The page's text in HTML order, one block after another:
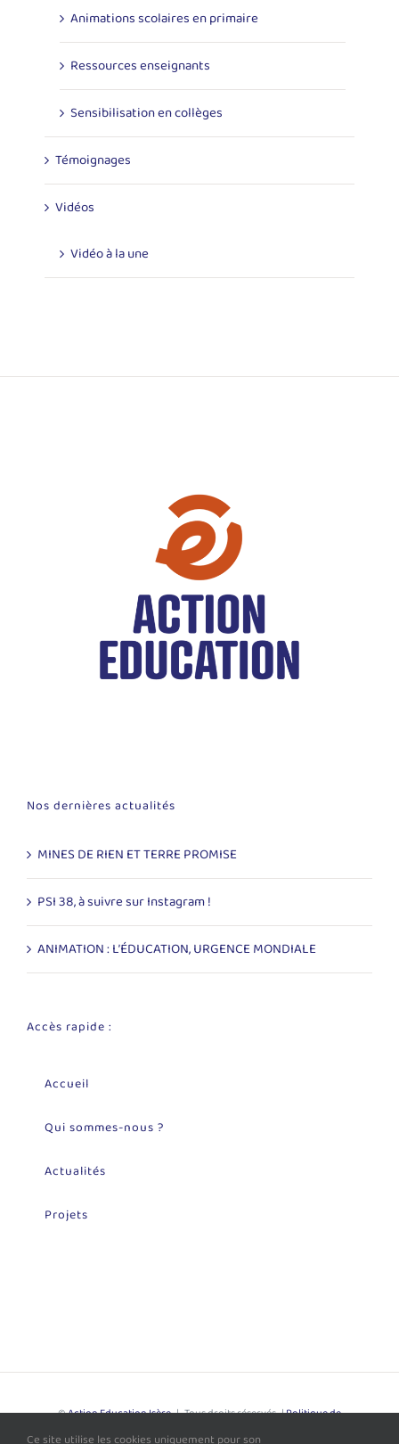
Animations scolaires en primaire
Ressources enseignants
Sensibilisation en collèges
Témoignages
Vidéos
Vidéo à la une
Nos dernières actualités
MINES DE RIEN ET TERRE PROMISE
PSI 38, à suivre sur Instagram !
ANIMATION : L’ÉDUCATION, URGENCE MONDIALE
Accès rapide :
Accueil
Qui sommes-nous ?
Actualités
Projets
©Action Education Isère| Tous droits réservés |Politique de
Ce site utilise les cookies uniquement pour son